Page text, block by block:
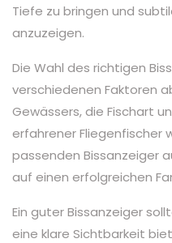
Tiefe zu bringen und
anzuzeigen.
Die Wahl des richtigen
verschiedenen Faktoren
Gewässers, die Fischart
erfahrener Fliegenfischer
passenden Bissanzeiger
auf einen erfolgreichen
Ein guter Bissanzeiger
eine klare Sichtbarkeit